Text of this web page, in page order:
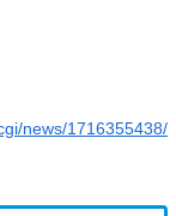
news/1716355438/